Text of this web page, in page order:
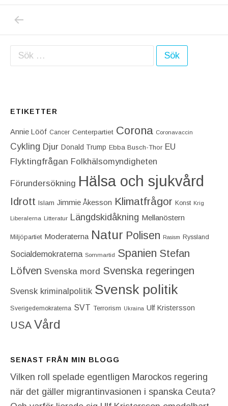
Inläggsnavigering
Sök efter:
ETIKETTER
Annie Lööf Cancer Centerpartiet‎ Corona Coronavaccin
Cykling Djur Donald Trump Ebba Busch-Thor EU
Flyktingfrågan Folkhälsomyndigheten
Förundersökning Hälsa och sjukvård
Idrott Islam Jimmie Åkesson Klimatfrågor Konst Krig
Liberalerna Litteratur Längdskidåkning Mellanöstern
Miljöpartiet Moderaterna Natur Polisen Rasism Ryssland
Socialdemokraterna Sommartid Spanien Stefan
Löfven Svenska mord Svenska regeringen
Svensk kriminalpolitik Svensk politik
Sverigedemokraterna SVT Terrorism Ukraina Ulf Kristersson
USA Vård
SENAST FRÅN MIN BLOGG
Vilken roll spelade egentligen Marockos regering
när det gäller migrantinvasionen i spanska Ceuta?